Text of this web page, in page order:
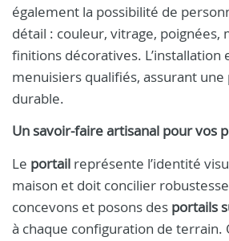
également la possibilité de
détail : couleur, vitrage, poignées,
finitions décoratives. L’installation
menuisiers qualifiés, assurant
durable.
Un savoir-faire artisanal pour vos
Le portail représente l’identité
maison et doit concilier
concevons et posons des portails
à chaque configuration de terrain.